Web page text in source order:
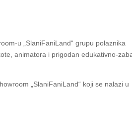
u „SlaniFaniLand“ grupu polaznika
animatora i prigodan edukativno-
„SlaniFaniLand“ koji se nalazi u